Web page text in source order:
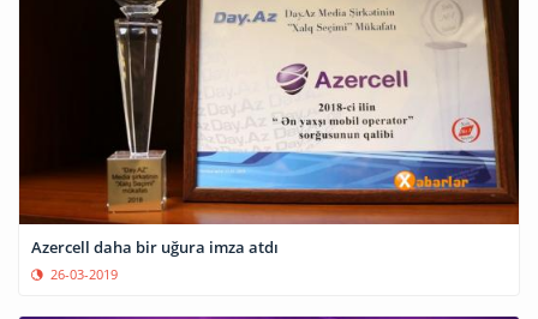
Azercell daha bir uğura imza atdı
26-03-2019